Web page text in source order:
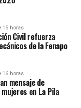
15 horas
Civil refuerza
de la Fenapo
16 horas
mensaje de
en La Pila